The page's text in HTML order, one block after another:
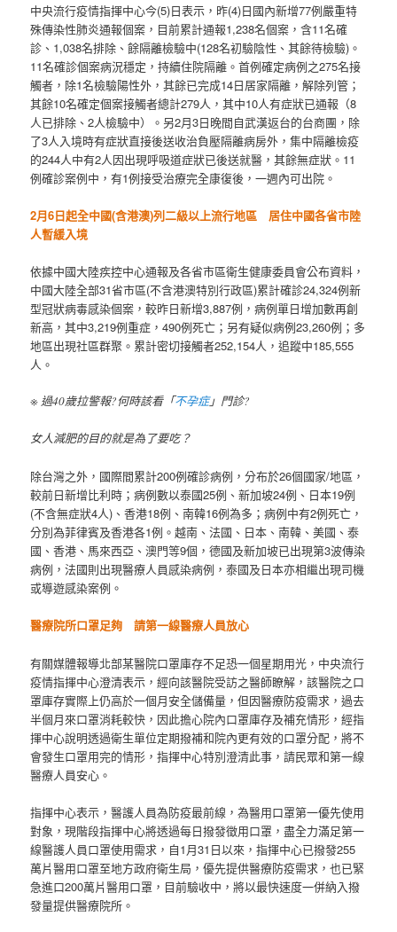
中央流行疫情指揮中心今(5)日表示，昨(4)日國內新增77例嚴重特
殊傳染性肺炎通報個案，目前累計通報1,238名個案，含11名確
診、1,038名排除、餘隔離檢驗中(128名初驗陰性、其餘待檢驗)。
11名確診個案病況穩定，持續住院隔離。首例確定病例之275名接
觸者，除1名檢驗陽性外，其餘已完成14日居家隔離，解除列管；
其餘10名確定個案接觸者總計279人，其中10人有症狀已通報（8
人已排除、2人檢驗中）。另2月3日晚間自武漢返台的台商團，除
了3人入境時有症狀直接後送收治負壓隔離病房外，集中隔離檢疫
的244人中有2人因出現呼吸道症狀已後送就醫，其餘無症狀。11
例確診案例中，有1例接受治療完全康復後，一週內可出院。
2月6日起全中國(含港澳)列二級以上流行地區 居住中國各省市陸
人暫緩入境
依據中國大陸疾控中心通報及各省市區衛生健康委員會公布資料，
中國大陸全部31省市區(不含港澳特別行政區)累計確診24,324例新
型冠狀病毒感染個案，較昨日新增3,887例，病例單日增加數再創
新高，其中3,219例重症，490例死亡；另有疑似病例23,260例；多
地區出現社區群聚。累計密切接觸者252,154人，追蹤中185,555
人。
※ 過40歲拉警報?何時該看「不孕症」門診?
女人減肥的目的就是為了要吃？
除台灣之外，國際間累計200例確診病例，分布於26個國家/地區，
較前日新增比利時；病例數以泰國25例、新加坡24例、日本19例
(不含無症狀4人)、香港18例、南韓16例為多；病例中有2例死亡，
分別為菲律賓及香港各1例。越南、法國、日本、南韓、美國、泰
國、香港、馬來西亞、澳門等9個，德國及新加坡已出現第3波傳染
病例，法國則出現醫療人員感染病例，泰國及日本亦相繼出現司機
或導遊感染案例。
醫療院所口罩足夠 請第一線醫療人員放心
有關媒體報導北部某醫院口罩庫存不足恐一個星期用光，中央流行
疫情指揮中心澄清表示，經向該醫院受訪之醫師瞭解，該醫院之口
罩庫存實際上仍高於一個月安全儲備量，但因醫療防疫需求，過去
半個月來口罩消耗較快，因此擔心院內口罩庫存及補充情形，經指
揮中心說明透過衛生單位定期撥補和院內更有效的口罩分配，將不
會發生口罩用完的情形，指揮中心特別澄清此事，請民眾和第一線
醫療人員安心。
指揮中心表示，醫護人員為防疫最前線，為醫用口罩第一優先使用
對象，現階段指揮中心將透過每日撥發徵用口罩，盡全力滿足第一
線醫護人員口罩使用需求，自1月31日以來，指揮中心已撥發255
萬片醫用口罩至地方政府衛生局，優先提供醫療防疫需求，也已緊
急進口200萬片醫用口罩，目前驗收中，將以最快速度一併納入撥
發量提供醫療院所。